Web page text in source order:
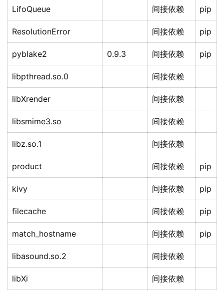
LifoQueue 间接依赖 pip
ResolutionError 间接依赖 pip
pyblake2 0.9.3 间接依赖 pip
libpthread.so.0 间接依赖
libXrender 间接依赖
libsmime3.so 间接依赖
libz.so.1 间接依赖
product 间接依赖 pip
kivy 间接依赖 pip
filecache 间接依赖 pip
match_hostname 间接依赖 pip
libasound.so.2 间接依赖
libXi 间接依赖